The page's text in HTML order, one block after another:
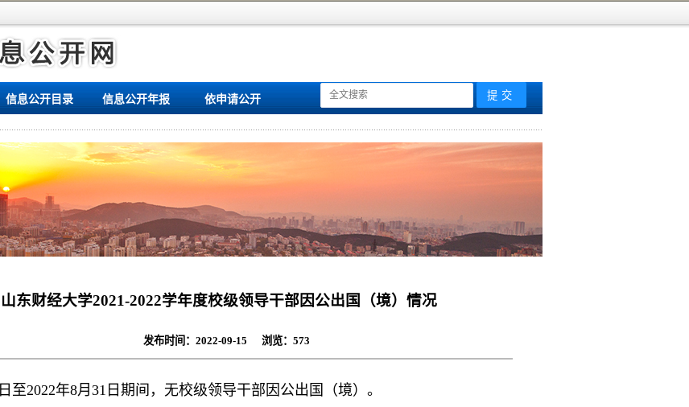
信息公开目录 信息公开年报 依申请公开
山东财经大学2021-2022学年度校级领导干部因公出国（境）情况
发布时间：2022-09-15 浏览： 573
至2022年8月31日期间，无校级领导干部因公出国（境）。